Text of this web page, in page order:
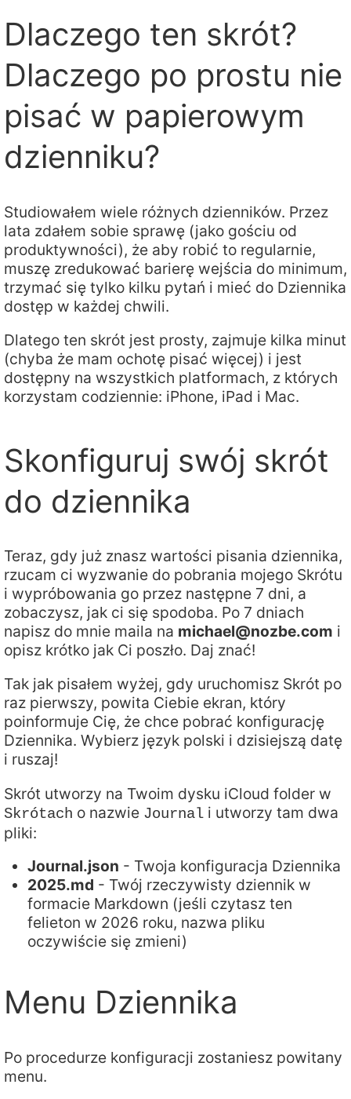
Dlaczego ten skrót?
Dlaczego po prostu nie
pisać w papierowym
dzienniku?
Studiowałem wiele różnych dzienników. Przez
lata zdałem sobie sprawę (jako gościu od
produktywności), że aby robić to regularnie,
muszę zredukować barierę wejścia do minimum,
trzymać się tylko kilku pytań i mieć do Dziennika
dostęp w każdej chwili.
Dlatego ten skrót jest prosty, zajmuje kilka minut
(chyba że mam ochotę pisać więcej) i jest
dostępny na wszystkich platformach, z których
korzystam codziennie: iPhone, iPad i Mac.
Skonfiguruj swój skrót
do dziennika
Teraz, gdy już znasz wartości pisania dziennika,
rzucam ci wyzwanie do pobrania mojego Skrótu
i wypróbowania go przez następne 7 dni, a
zobaczysz, jak ci się spodoba. Po 7 dniach
napisz do mnie maila na michael@nozbe.com i
opisz krótko jak Ci poszło. Daj znać!
Tak jak pisałem wyżej, gdy uruchomisz Skrót po
raz pierwszy, powita Ciebie ekran, który
poinformuje Cię, że chce pobrać konfigurację
Dziennika. Wybierz język polski i dzisiejszą datę
i ruszaj!
Skrót utworzy na Twoim dysku iCloud folder w
Skrótach o nazwie Journal i utworzy tam dwa
pliki:
Journal.json - Twoja konfiguracja Dziennika
2025.md - Twój rzeczywisty dziennik w
formacie Markdown (jeśli czytasz ten
felieton w 2026 roku, nazwa pliku
oczywiście się zmieni)
Menu Dziennika
Po procedurze konfiguracji zostaniesz powitany
menu.